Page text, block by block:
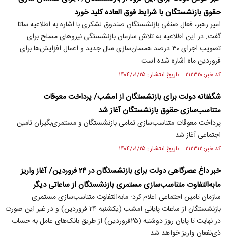
حقوق بازنشستگان با شرایط فوق العاده کلید خورد
امیر رهبر، فعال صنفی بازنشستگانِ صندوق لشکری با اشاره به اطلاعیه ساتا
گفت: در این اطلاعیه به تلاش سازمان بازنشستگی نیرو‌های مسلح برای
تصویب اجرای ۳۰ درصد همسان‌سازی سال جدید و اعمال افزایش‌ها برای
فروردین ماه اشاره شده است.
کد خبر: ۲۱۲۳۲۰ تاریخ انتشار : ۱۴۰۴/۰۱/۲۵
شگفتانه دولت برای بازنشستگان از امشب/ پرداخت معوقات
متناسب‌سازی حقوق بازنشستگان آغاز شد
پرداخت معوقات متناسب‌سازی تمامی بازنشستگان و مستمری‌بگیران تامین
اجتماعی آغاز شد.
کد خبر: ۲۱۲۳۱۲ تاریخ انتشار : ۱۴۰۴/۰۱/۲۵
خبر داغ عصرگاهی دولت برای بازنشستگان در ۲۴ فروردین/ آغاز واریز
مابه‌التفاوت متناسب‌سازی مستمری بازنشستگان از ساعاتی دیگر
سازمان تامین اجتماعی اعلام کرد: مابه‌التفاوت متناسب‌سازی مستمری
بازنشستگان از ساعات پایانی امشب (یکشنبه ۲۴ فروردین) و در غیر این صورت
در نهایت تا پایان روز دوشنبه (۲۵فروردین) از طریق بانک‌های عامل به حساب
ذی‌نفعان واریز خواهد شد.